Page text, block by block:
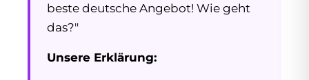
beste deutsche Angebot! Wie geht
das?"
Unsere Erklärung: